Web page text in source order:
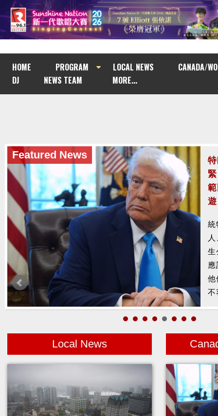
HOME PROGRAM LOCAL NEWS
CANADA/
DJ
NEWS TEAM MORE...
Featured News
槍
示
者
Local News